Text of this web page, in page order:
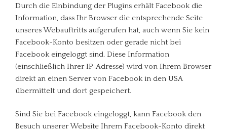
Durch die Einbindung der Plugins erhält Facebook die
Information, dass Ihr Browser die entsprechende Seite
unseres Webauftritts aufgerufen hat, auch wenn Sie kein
Facebook-Konto besitzen oder gerade nicht bei
Facebook eingeloggt sind. Diese Information
(einschließlich Ihrer IP-Adresse) wird von Ihrem Browser
direkt an einen Server von Facebook in den USA
übermittelt und dort gespeichert.
Sind Sie bei Facebook eingeloggt, kann Facebook den
Besuch unserer Website Ihrem Facebook-Konto direkt